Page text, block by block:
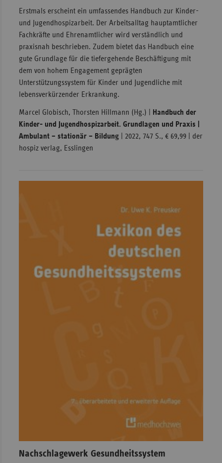
Erstmals erscheint ein umfassendes Handbuch zur Kinder-
und Jugendhospizarbeit. Der Arbeitsalltag hauptamtlicher
Fachkräfte und Ehrenamtlicher wird verständlich und
praxisnah beschrieben. Zudem bietet das Handbuch eine
gute Grundlage für die tiefergehende Beschäftigung mit
dem von hohem Engagement geprägten
Unterstützungssystem für Kinder und Jugendliche mit
lebensverkürzender Erkrankung.
Marcel Globisch, Thorsten Hillmann (Hg.) |
Handbuch der
Kinder- und Jugendhospizarbeit. Grundlagen und Praxis |
Ambulant – stationär – Bildung
| 2022, 747 S., € 69,99 | der
hospiz verlag, Esslingen
Nachschlagewerk Gesundheitssystem